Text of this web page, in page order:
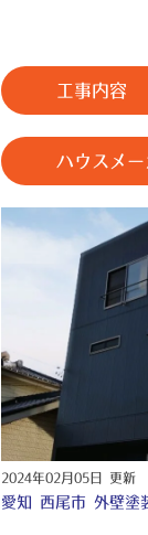
工事内容
ハウスメー
2024年02月05日 更新